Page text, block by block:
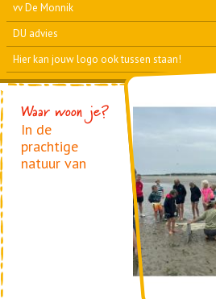
vv De Monnik
DU advies
Hier kan jouw logo ook tussen staan!
Waar woon je?
In de
prachtige
natuur van